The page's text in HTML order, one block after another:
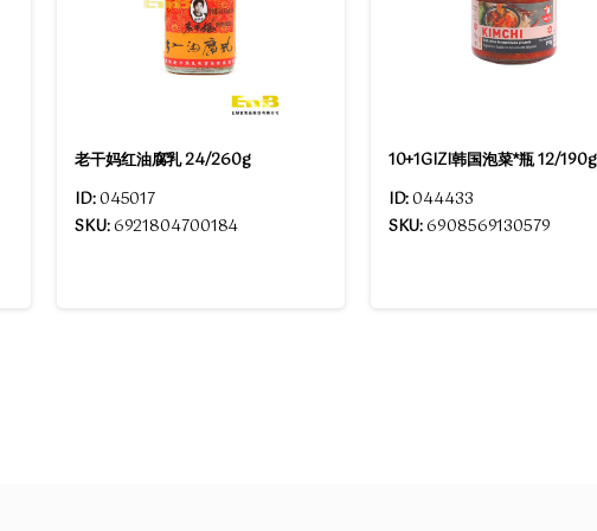
老干妈红油腐乳 24/260g
ID:045017
SKU:6921804700184
10+1GIZI韩国泡菜*瓶 12/190g
ID:044433
SKU:6908569130579